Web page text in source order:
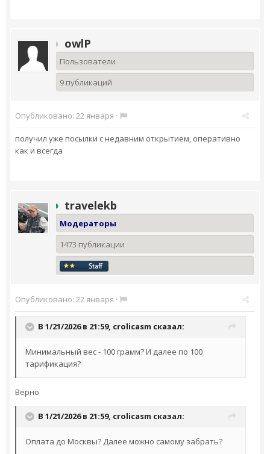
owlP
Пользователи
9 публикаций
Опубликовано: 22 января ·
получил уже посылки с недавним открытием, оперативно
как и всегда
travelekb
Модераторы
1473 публикации
Опубликовано: 22 января ·
В 1/21/2026 в 21:59, crolicasm сказал:
Минимальный вес - 100 грамм? И далее по 100
тарификация?
Верно
В 1/21/2026 в 21:59, crolicasm сказал:
Оплата до Москвы? Далее можно самому забрать?